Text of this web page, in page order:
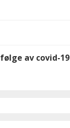
av covid-19